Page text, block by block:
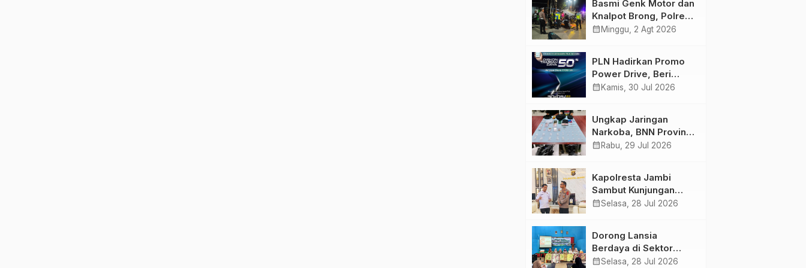
Semakin Skena
Basmi Genk Motor dan
Knalpot Brong, Polres
Tanjab Barat Amankan
calendar_month Minggu, 2 Agt 2026
PLN Hadirkan Promo
Power Drive, Beri
Diskon Tambah Daya
calendar_month Kamis, 30 Jul 2026
Ungkap Jaringan
Narkoba, BNN Provinsi
Jambi dan Bea Cukai
Butir Ekstasi dan 146
Gram Sabu
calendar_month Rabu, 29 Jul 2026
Kapolresta Jambi
Sambut Kunjungan
Ketua dan Pengurus
Kolaborasi
calendar_monthSelasa, 28 Jul 2026
Dorong Lansia
Berdaya di Sektor
Hijau, Pertamina EP
calendar_monthSelasa, 28 Jul 2026